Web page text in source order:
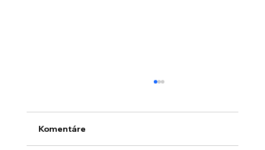
Komentáre